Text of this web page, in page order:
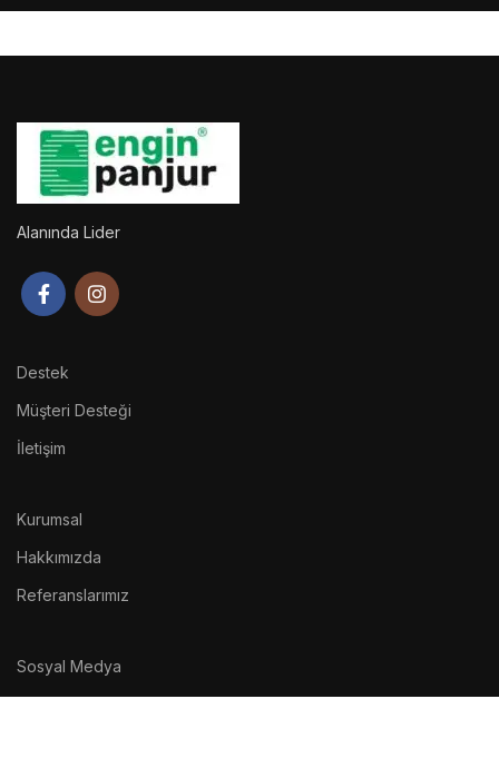
Alanında Lider
Destek
Müşteri Desteği
İletişim
Kurumsal
Hakkımızda
Referanslarımız
Sosyal Medya